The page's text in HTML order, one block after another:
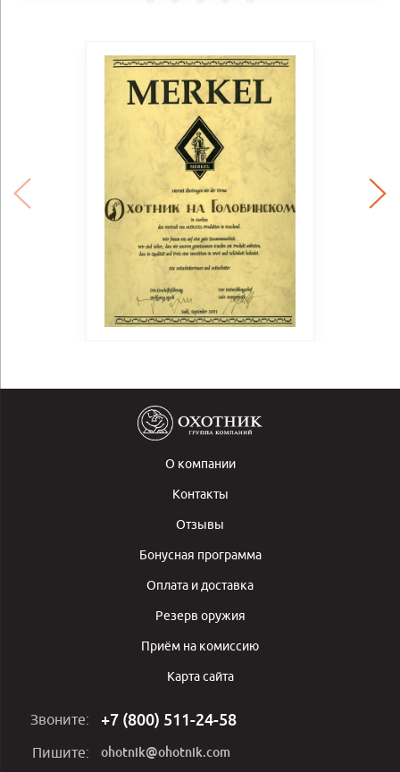
О компании
Контакты
Отзывы
Бонусная программа
Оплата и доставка
Резерв оружия
Приём на комиссию
Карта сайта
Звоните: +7 (800) 511-24-58
Пишите: ohotnik@ohotnik.com